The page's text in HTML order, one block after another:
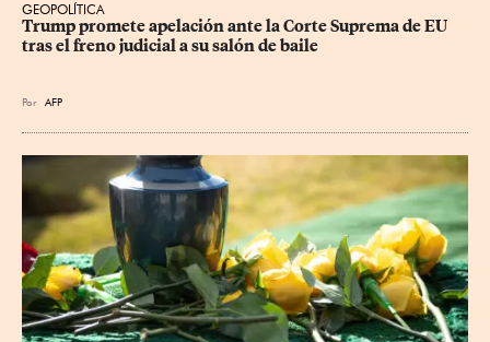
GEOPOLÍTICA
Trump promete apelación ante la Corte Suprema de EU
tras el freno judicial a su salón de baile
Por AFP